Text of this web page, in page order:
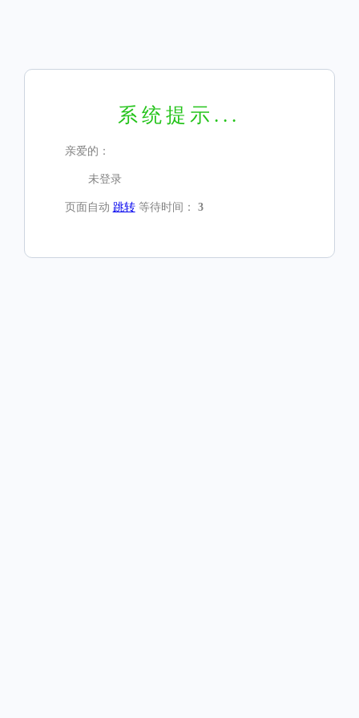
系统提示...
亲爱的：
未登录
页面自动 跳转等待时间： 3